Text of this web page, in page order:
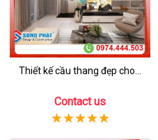
Thiết kế cầu thang đẹp cho...
Contact us